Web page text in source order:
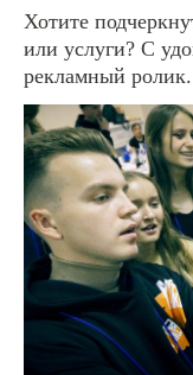
Хотите
или услуги? С
рекламный ролик.
Политика
©